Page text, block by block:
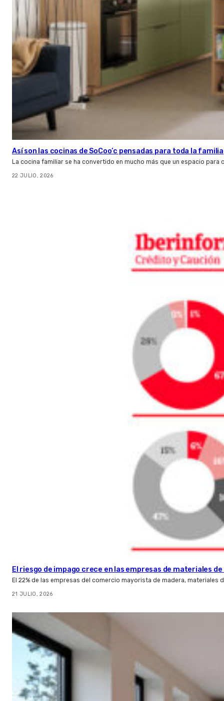
Así son las cocinas de SoCoo’c pensadas para toda la familia
La cocina familiar se ha convertido en mucho más que un espacio para
22 JULIO, 2026
El riesgo de impago crece en las empresas de materiales
El 22% de las empresas del comercio mayorista de madera,
21 JULIO, 2026